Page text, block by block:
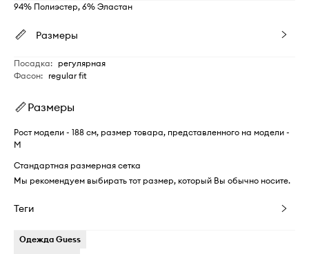
94% Полиэстер, 6% Эластан
Размеры
Посадка: регулярная
Фасон: regular fit
Размеры
Рост модели - 188 см, размер товара, представленного на модели -
M
Стандартная размерная сетка
Мы рекомендуем выбирать тот размер, который Вы обычно носите.
Теги
Одежда Guess